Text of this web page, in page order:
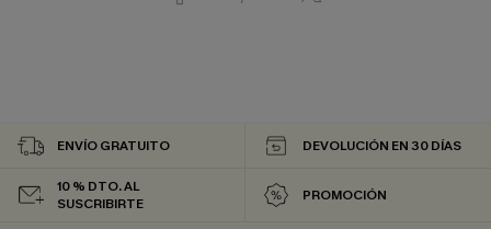
ENVÍO GRATUITO DEVOLUCIÓN EN 30 DÍAS
10 % DTO. AL
SUSCRIBIRTE
PROMOCIÓN